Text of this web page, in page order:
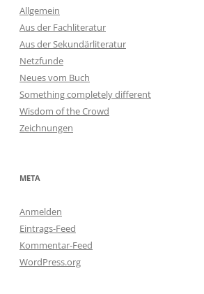
Allgemein
Aus der Fachliteratur
Aus der Sekundärliteratur
Netzfunde
Neues vom Buch
Something completely different
Wisdom of the Crowd
Zeichnungen
META
Anmelden
Eintrags-Feed
Kommentar-Feed
WordPress.org